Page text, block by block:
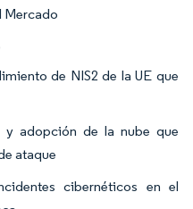
Mercado
de NIS2 de la UE que
y adopción de la nube que
ataque
cibernéticos en el